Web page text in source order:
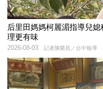
后里田媽媽柯麗湄指導兒
理更有味
記者陳榮昌／台中報導
2026-08-03